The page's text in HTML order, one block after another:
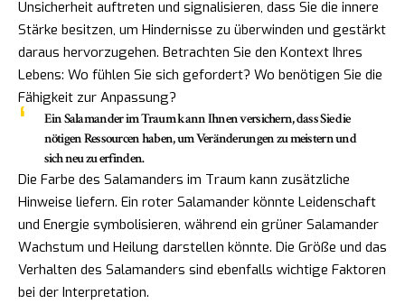
Unsicherheit auftreten und signalisieren, dass Sie die innere
Stärke besitzen, um Hindernisse zu überwinden und gestärkt
daraus hervorzugehen. Betrachten Sie den Kontext Ihres
Lebens: Wo fühlen Sie sich gefordert? Wo benötigen Sie die
Fähigkeit zur Anpassung?
Ein Salamander im Traum kann Ihnen versichern, dass Sie die
nötigen Ressourcen haben, um Veränderungen zu meistern und
sich neu zu erfinden.
Die Farbe des Salamanders im Traum kann zusätzliche
Hinweise liefern. Ein roter Salamander könnte Leidenschaft
und Energie symbolisieren, während ein grüner Salamander
Wachstum und Heilung darstellen könnte. Die Größe und das
Verhalten des Salamanders sind ebenfalls wichtige Faktoren
bei der Interpretation.